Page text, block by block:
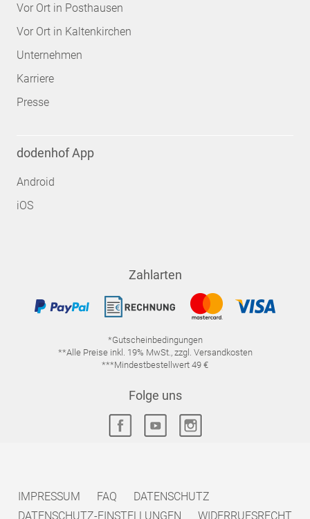
Vor Ort in Posthausen
Vor Ort in Kaltenkirchen
Unternehmen
Karriere
Presse
dodenhof App
Android
iOS
Zahlarten
*Gutscheinbedingungen
**Alle Preise inkl. 19% MwSt., zzgl. Versandkosten
***Mindestbestellwert 49 €
Folge uns
IMPRESSUM FAQ
DATENSCHUTZ
DATENSCHUTZ-EINSTELLUNGEN
WIDERRUFSRECHT